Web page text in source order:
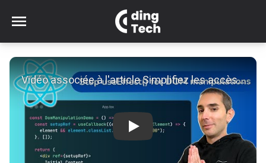
Visionner la vidéo